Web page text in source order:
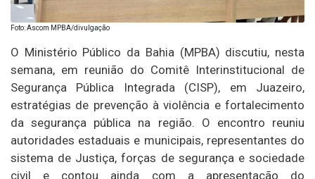
Foto: Ascom MPBA/divulgação
O Ministério Público da Bahia (MPBA) discutiu, nesta
semana, em reunião do Comitê Interinstitucional de
Segurança Pública Integrada (CISP), em Juazeiro,
estratégias de prevenção à violência e fortalecimento
da segurança pública na região. O encontro reuniu
autoridades estaduais e municipais, representantes do
sistema de Justiça, forças de segurança e sociedade
civil e contou ainda com a apresentação do